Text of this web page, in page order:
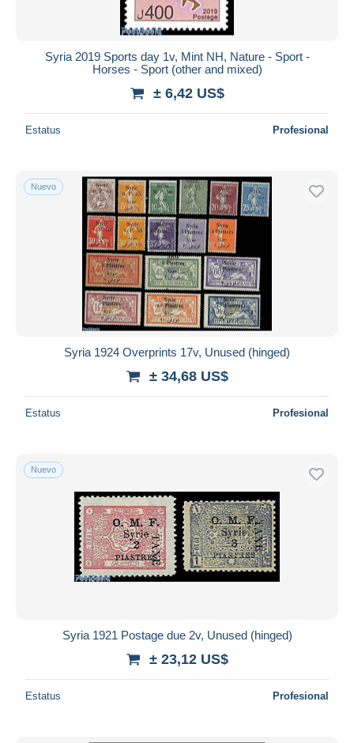
Syria 2019 Sports day 1v, Mint NH, Nature - Sport -
Horses - Sport (other and mixed)
± 6,42 US$
Estatus Profesional
Nuevo
Syria 1924 Overprints 17v, Unused (hinged)
± 34,68 US$
Estatus Profesional
Nuevo
Syria 1921 Postage due 2v, Unused (hinged)
± 23,12 US$
Estatus Profesional